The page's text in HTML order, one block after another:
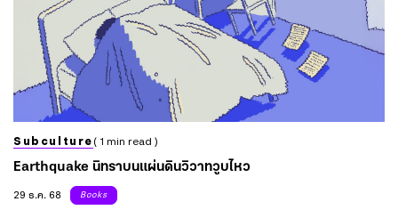
Subculture ( 1 min read )
Earthquake นิทราบนแผ่นดินวิวาทวูบไหว
29 ธ.ค. 68
Books